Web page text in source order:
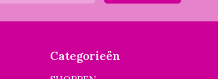
Categorieën